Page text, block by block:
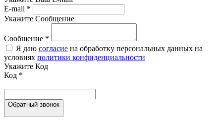
E-mail *
Укажите Сообщение
Сообщение *
Я даю согласие на обработку персональных данных на
условиях политики конфиденциальности
Укажите Код
Код *
Обратный звонок